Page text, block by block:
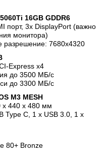
16GB GDDR6
порт, 3х DisplayPort (важно
монитора)
разрешение: 7680x4320
Express x4
до 3500 МБ/с
до 3300 МБ/с
M3 MESH
х 440 х 480 мм
Type C, 1 x USB 3.0, 1 x
80+ Bronze